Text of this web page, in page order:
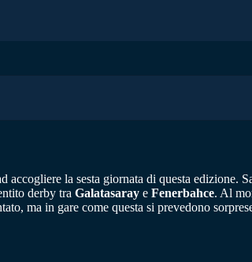
accogliere la sesta giornata di questa edizione.
derby tra Galatasaray e Fenerbahce. Al
ma in gare come questa si prevedono